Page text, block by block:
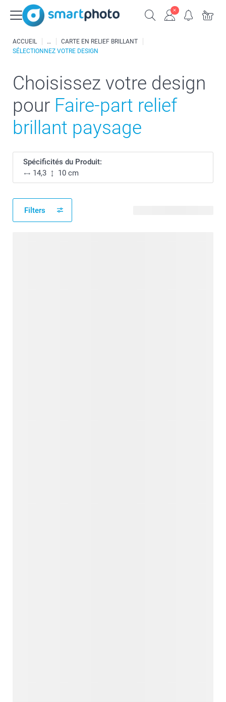
ACCUEIL
CARTE EN RELIEF BRILLANT
SÉLECTIONNEZ VOTRE DESIGN
Choisissez votre design
pour Faire-part relief
brillant paysage
Spécificités du Produit:
14,3
10 cm
Filters